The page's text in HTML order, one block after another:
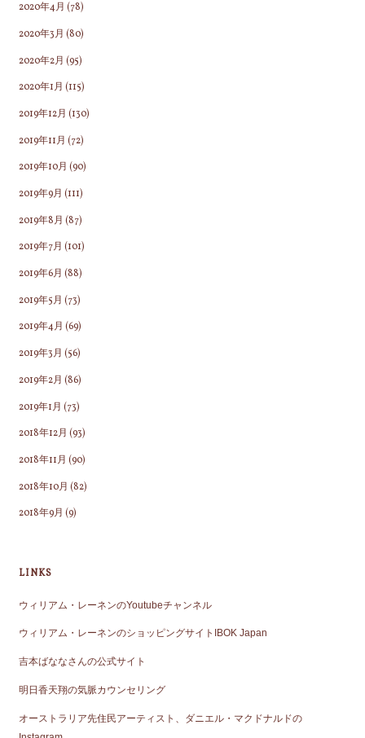
2020年4月 (78)
2020年3月 (80)
2020年2月 (95)
2020年1月 (115)
2019年12月 (130)
2019年11月 (72)
2019年10月 (90)
2019年9月 (111)
2019年8月 (87)
2019年7月 (101)
2019年6月 (88)
2019年5月 (73)
2019年4月 (69)
2019年3月 (56)
2019年2月 (86)
2019年1月 (73)
2018年12月 (93)
2018年11月 (90)
2018年10月 (82)
2018年9月 (9)
LINKS
ウィリアム・レーネンのYoutubeチャンネル
ウィリアム・レーネンのショッピングサイトIBOK Japan
吉本ばななさんの公式サイト
明日香天翔の気脈カウンセリング
オーストラリア先住民アーティスト、ダニエル・マクドナルドの